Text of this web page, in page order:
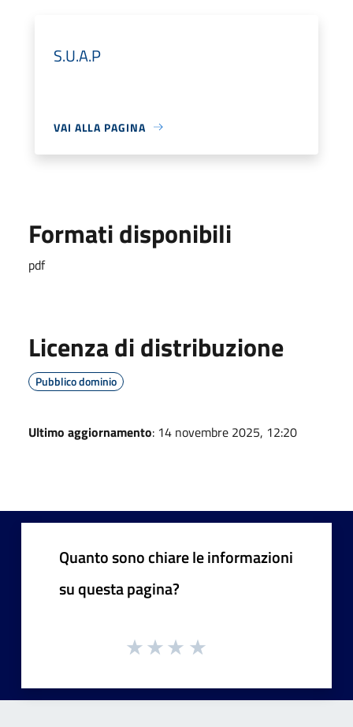
S.U.A.P
VAI ALLA PAGINA
Formati disponibili
pdf
Licenza di distribuzione
Pubblico dominio
Ultimo aggiornamento: 14 novembre 2025, 12:20
Quanto sono chiare le informazioni
su questa pagina?